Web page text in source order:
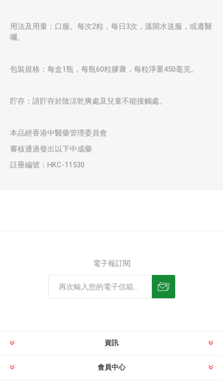
用法及用量：口服。每次2粒，每日3次，溫開水送服，或遵醫
囑。
包裝規格：每盒1瓶，每瓶60粒膠囊，每粒淨重450毫克。
貯存：請貯存於陰涼乾爽處及兒童不能接觸處。
本品經香港中醫藥管理委員會
審核通過發出以下中成藥
註冊編號：HKC-11530
電子報訂閱
資訊
會員中心